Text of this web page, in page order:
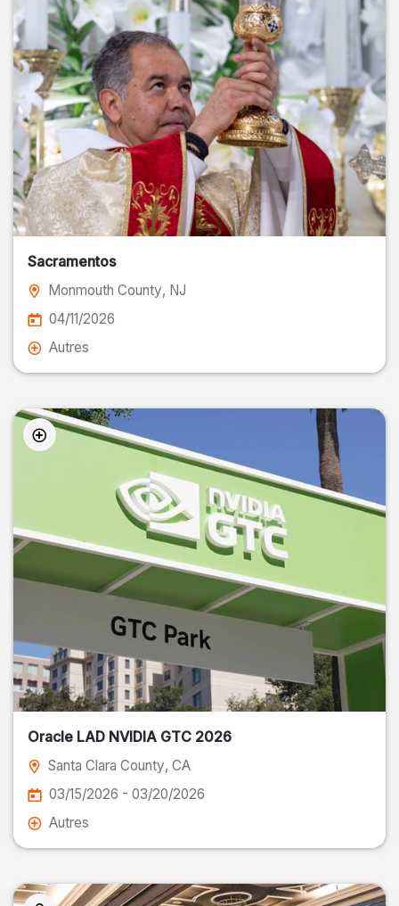
Sacramentos
Monmouth County, NJ
04/11/2026
Autres
Oracle LAD NVIDIA GTC 2026
Santa Clara County, CA
03/15/2026 - 03/20/2026
Autres